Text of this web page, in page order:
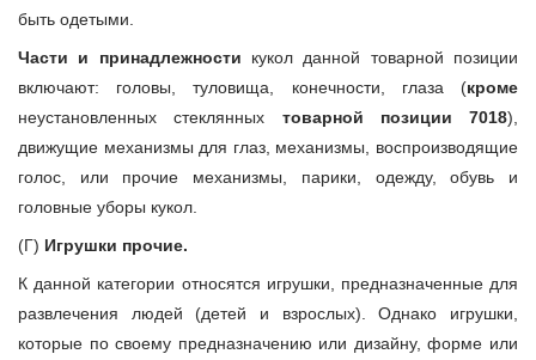
быть одетыми.
Части и принадлежности кукол данной товарной позиции
включают: головы, туловища, конечности, глаза (кроме
неустановленных стеклянных товарной позиции 7018),
движущие механизмы для глаз, механизмы, воспроизводящие
голос, или прочие механизмы, парики, одежду, обувь и
головные уборы кукол.
(Г) Игрушки прочие.
К данной категории относятся игрушки, предназначенные для
развлечения людей (детей и взрослых). Однако игрушки,
которые по своему предназначению или дизайну, форме или